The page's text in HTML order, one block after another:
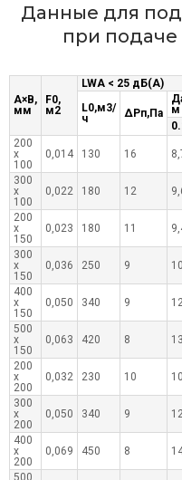
Данные для
при подаче
А×В,
мм
F0,
м2
LWA < 25 дБ(А)
L0,м3/
ч
ΔРп,Па
м
200
х
100
0,014 130 16
300
х
100
0,022 180 12
200
х
150
0,023 180 11
300
х
150
0,036 250 9 10
400
х
150
0,050 340 9
500
х
150
0,063 420 8 13
200
х
200
0,032 230 10 10
300
х
200
0,050 340 9
400
х
200
0,069 450 8
500